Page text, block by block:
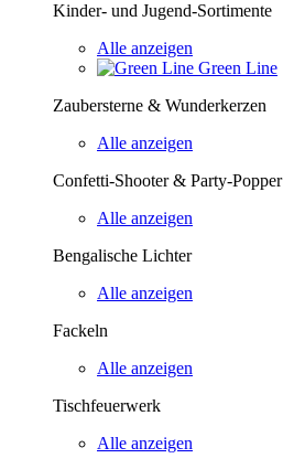
Kinder- und Jugend-Sortimente
Alle anzeigen
Green Line
Zaubersterne & Wunderkerzen
Alle anzeigen
Confetti-Shooter & Party-Popper
Alle anzeigen
Bengalische Lichter
Alle anzeigen
Fackeln
Alle anzeigen
Tischfeuerwerk
Alle anzeigen